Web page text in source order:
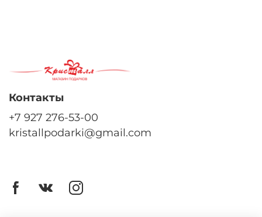
футляр, синий шариковый стержень / М (Medium)
1.0 мм.
Контакты
+7 927 276-53-00
kristallpodarki@gmail.com